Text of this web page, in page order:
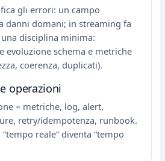
gli errori: un campo
danni domani; in streaming fa
disciplina minima:
evoluzione schema e metriche
coerenza, duplicati).
operazioni
= metriche, log, alert,
retry/idempotenza, runbook.
reale” diventa “tempo